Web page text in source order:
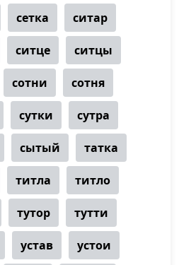
сетка ситар
ситце ситцы
сотни сотня
сутки сутра
сытый татка
титла титло
тутор тутти
устав устои